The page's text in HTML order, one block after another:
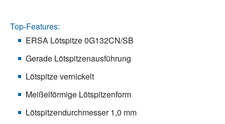
Top-Features:
ERSA Lötspitze 0G132CN/SB
Gerade Lötspitzenausführung
Lötspitze vernickelt
Meißelförmige Lötspitzenform
Lötspitzendurchmesser 1,0 mm